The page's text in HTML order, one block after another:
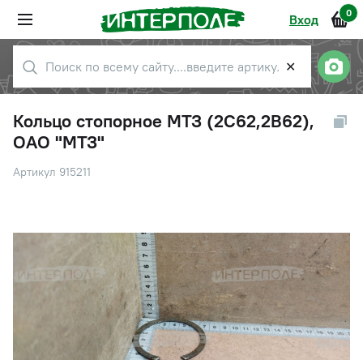
Вход 0
✕
Кольцо стопорное МТЗ (2С62,2В62),
ОАО "МТЗ"
Артикул 915211